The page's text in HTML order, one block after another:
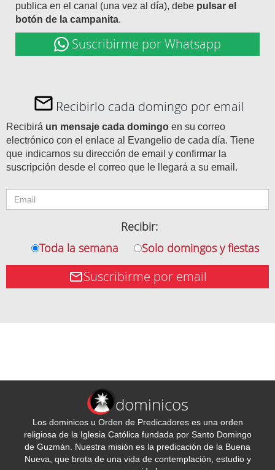
publica en el canal (una vez al día), debe pulsar el
botón de la campanita.
Suscribirme por Whatsapp
Recibirlo cada domingo por email
Recibirá un mensaje cada domingo en su correo
electrónico con el enlace al Evangelio de cada día. Tiene
que indicarnos su dirección de email y confirmar la
suscripción desde el correo que le llegará a su email.
Recibir:
Toda la semana
Solo domingos y fiestas
Suscribirme por email
dominicos
Los dominicos u Orden de Predicadores es una orden
religiosa de la Iglesia Católica fundada por Santo Domingo
de Guzmán. Nuestra misión es la predicación de la Buena
Nueva, que brota de una vida de contemplación, estudio y